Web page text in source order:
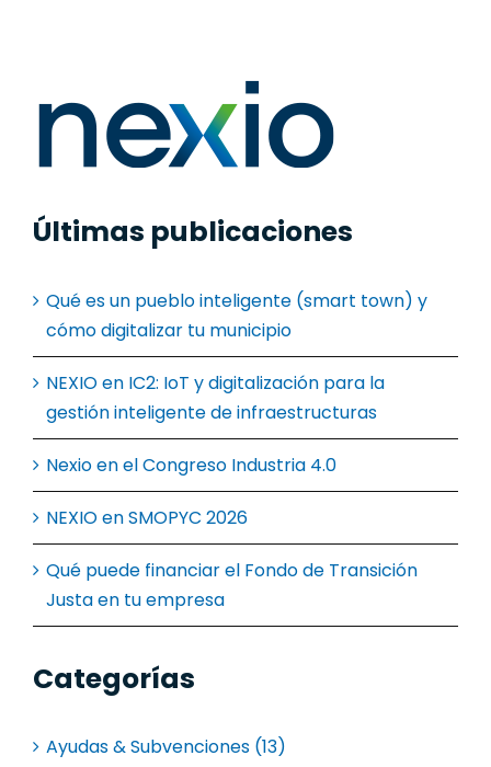
Últimas publicaciones
Qué es un pueblo inteligente (smart town) y
cómo digitalizar tu municipio
NEXIO en IC2: IoT y digitalización para la
gestión inteligente de infraestructuras
Nexio en el Congreso Industria 4.0
NEXIO en SMOPYC 2026
Qué puede financiar el Fondo de Transición
Justa en tu empresa
Categorías
Ayudas & Subvenciones (13)